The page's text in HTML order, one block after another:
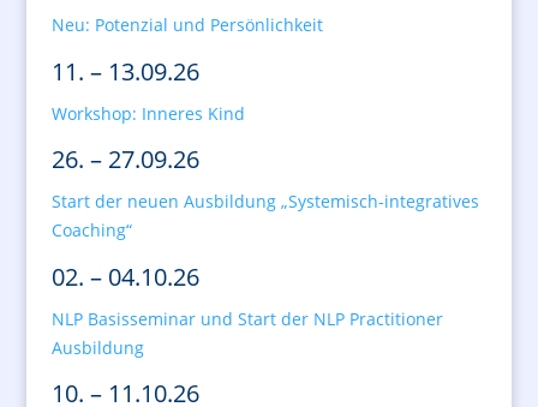
Neu: Potenzial und Persönlichkeit
11. – 13.09.26
Workshop: Inneres Kind
26. – 27.09.26
Start der neuen Ausbildung „Systemisch-integratives
Coaching“
02. – 04.10.26
NLP Basisseminar und Start der NLP Practitioner
Ausbildung
10. – 11.10.26